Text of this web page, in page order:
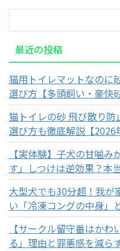
最近の投稿
猫用トイレマットなの
選び方【多頭飼い・豪快
猫トイレの砂 飛び散り防
選び方も徹底解説【2026
【実体験】子犬の甘噛
す」しつけは逆効果？本
大型犬でも30分超！我が
い「冷凍コングの中身」
【サークル留守番はか
る」理由と罪悪感を減ら